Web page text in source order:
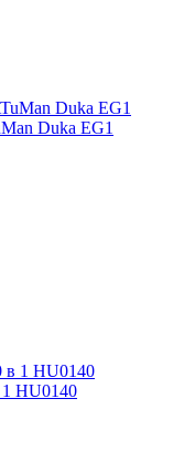
Duka EG1
HU0140